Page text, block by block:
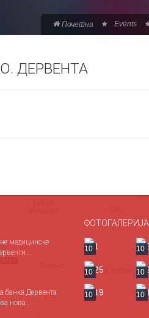
Почетна Events
ДЕРВЕНТА
медицинске
банка Дервента
нова...
ФОТОГАЛЕРИЈА
10 10
10 10
10 10